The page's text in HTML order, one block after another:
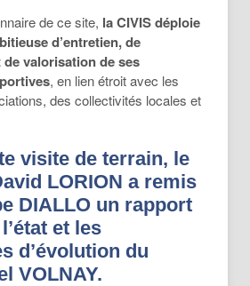
de ce site, la CIVIS déploie
d’entretien, de
valorisation de ses
, en lien étroit avec les
des collectivités locales et
visite de terrain, le
LORION a remis
DIALLO un rapport
et les
d’évolution du
VOLNAY.